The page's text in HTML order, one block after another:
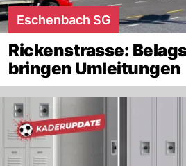
Eschenbach SG
Rickenstrasse:
bringen Umleitungen